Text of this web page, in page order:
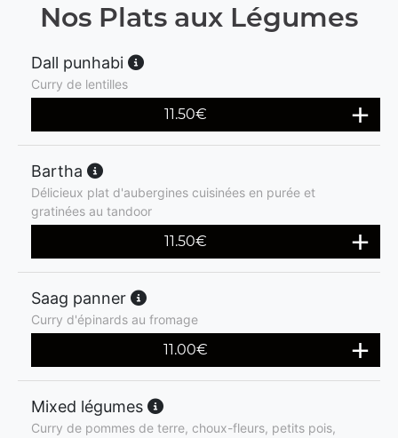
Nos Plats aux Légumes
Dall punhabi
Curry de lentilles
11.50€
Bartha
Délicieux plat d'aubergines cuisinées en purée et
gratinées au tandoor
11.50€
Saag panner
Curry d'épinards au fromage
11.00€
Mixed légumes
Curry de pommes de terre, choux-fleurs, petits pois,